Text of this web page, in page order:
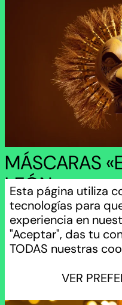
Esta página utiliza
tecnologías para
experiencia en
"Aceptar", das tu
TODAS nuestras
VER
INICIO
IMPRESIÓN
RENDER
MÁSCARAS
LEÓN»